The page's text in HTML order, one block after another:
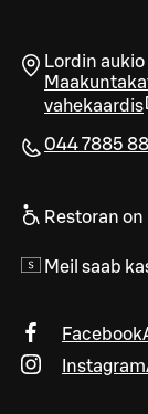
Lordin aukio
vahekaardis
044 7885
Restoran
Meil saab
Facebook
Instagram